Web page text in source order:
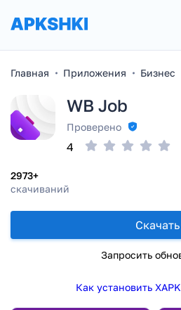
Главная Приложения Бизнес
WB Job
Проверено
2973+
скачиваний
4
Скачать
Запросить
Как установить